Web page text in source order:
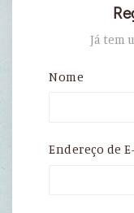
Já tem
Nome
Endereço de